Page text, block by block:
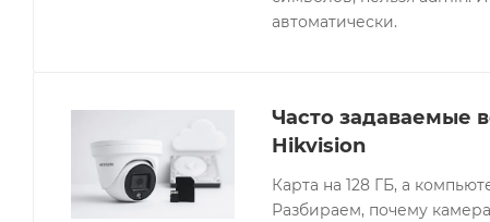
автоматически.
Часто задаваемые
Hikvision
Карта на 128 ГБ, а
Разбираем, почему